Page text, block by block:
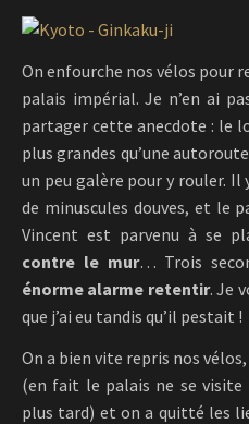
On enfourche nos vélos pour
palais impérial. Je n’en ai
partager cette anecdote : le
plus grandes qu’une
un peu galère pour y rouler. Il
de minuscules douves, et le
Vincent est parvenu à se
contre le mur… Trois
énorme alarme retentir. Je
que j’ai eu tandis qu’il pestait !
On a bien vite repris nos
(en fait le palais ne se visite
plus tard) et on a quitté les